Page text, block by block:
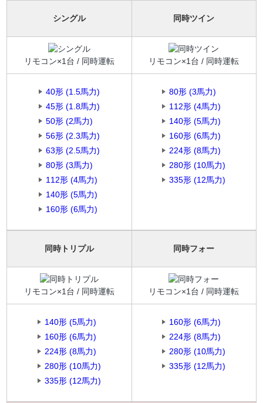
シングル
リモコン×1台 / 同時運転
40形 (1.5馬力)
45形 (1.8馬力)
50形 (2馬力)
56形 (2.3馬力)
63形 (2.5馬力)
80形 (3馬力)
112形 (4馬力)
140形 (5馬力)
160形 (6馬力)
同時ツイン
リモコン×1台 / 同時運転
80形 (3馬力)
112形 (4馬力)
140形 (5馬力)
160形 (6馬力)
224形 (8馬力)
280形 (10馬力)
335形 (12馬力)
同時トリプル
リモコン×1台 / 同時運転
140形 (5馬力)
160形 (6馬力)
224形 (8馬力)
280形 (10馬力)
335形 (12馬力)
同時フォー
リモコン×1台 / 同時運転
160形 (6馬力)
224形 (8馬力)
280形 (10馬力)
335形 (12馬力)